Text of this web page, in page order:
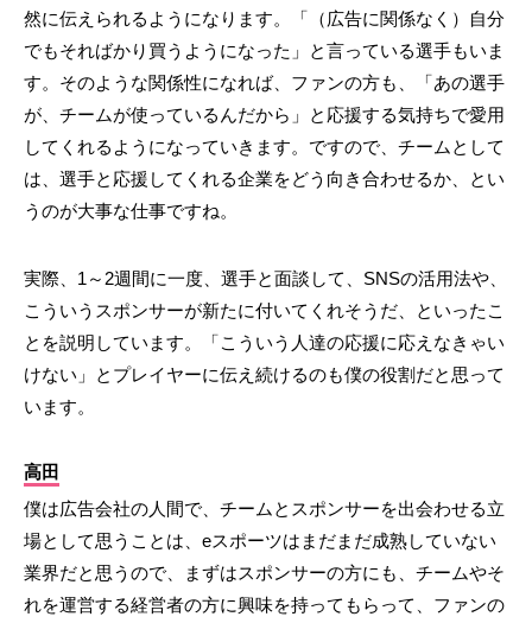
然に伝えられるようになります。「（広告に関係なく）自分
でもそればかり買うようになった」と言っている選手もいま
す。そのような関係性になれば、ファンの方も、「あの選手
が、チームが使っているんだから」と応援する気持ちで愛用
してくれるようになっていきます。ですので、チームとして
は、選手と応援してくれる企業をどう向き合わせるか、とい
うのが大事な仕事ですね。
実際、1～2週間に一度、選手と面談して、SNSの活用法や、
こういうスポンサーが新たに付いてくれそうだ、といったこ
とを説明しています。「こういう人達の応援に応えなきゃい
けない」とプレイヤーに伝え続けるのも僕の役割だと思って
います。
高田
僕は広告会社の人間で、チームとスポンサーを出会わせる立
場として思うことは、eスポーツはまだまだ成熟していない
業界だと思うので、まずはスポンサーの方にも、チームやそ
れを運営する経営者の方に興味を持ってもらって、ファンの